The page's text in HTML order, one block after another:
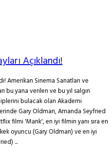
Açıklandı!
Amerikan Sinema Sanatları ve
bu yana verilen ve bu yıl salgın
bulacak olan Akademi
Gary Oldman, Amanda Seyfried
filmi 'Mank', en iyi filmin yanı sıra en
oyuncu (Gary Oldman) ve en iyi
...